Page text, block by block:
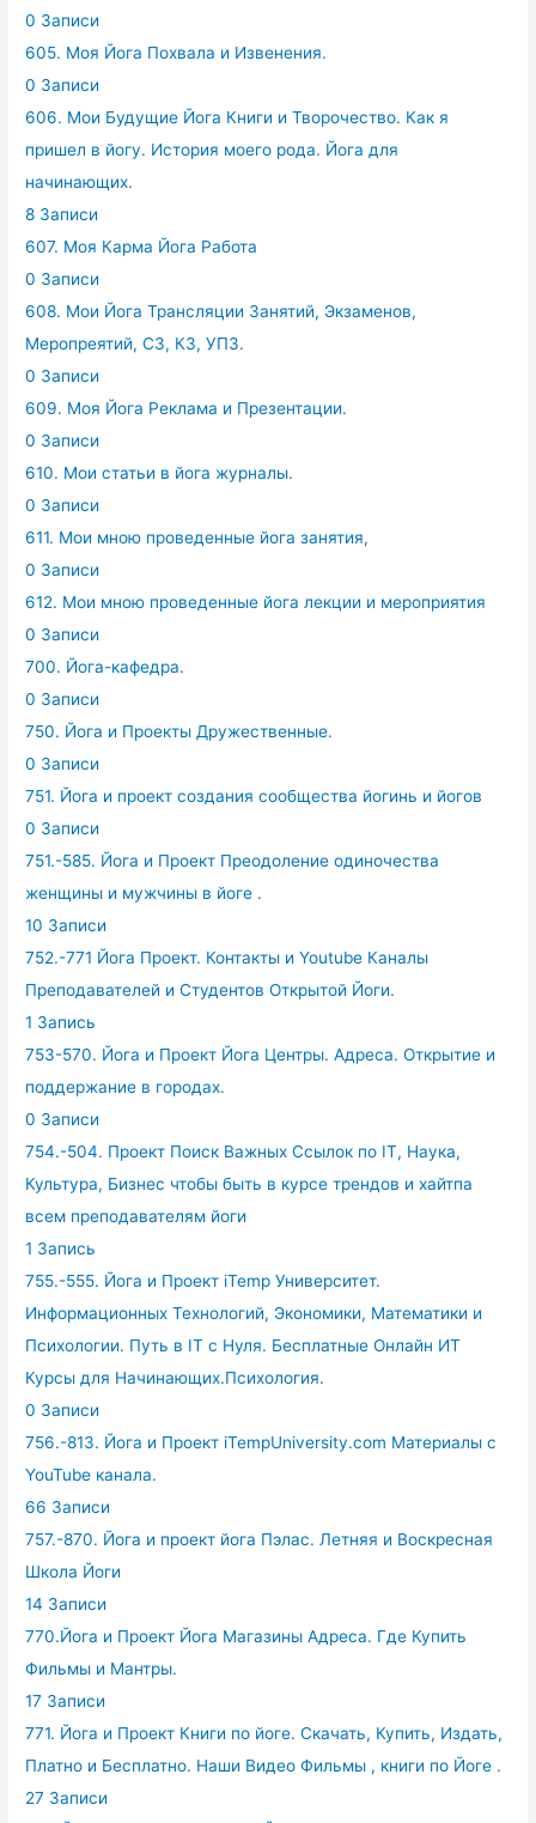
0 Записи
605. Моя Йога Похвала и Извенения.
0 Записи
606. Мои Будущие Йога Книги и Творочество. Как я
пришел в йогу. История моего рода. Йога для
начинающих.
8 Записи
607. Моя Карма Йога Работа
0 Записи
608. Мои Йога Трансляции Занятий, Экзаменов,
Меропреятий, СЗ, КЗ, УПЗ.
0 Записи
609. Моя Йога Реклама и Презентации.
0 Записи
610. Мои статьи в йога журналы.
0 Записи
611. Мои мною проведенные йога занятия,
0 Записи
612. Мои мною проведенные йога лекции и мероприятия
0 Записи
700. Йога-кафедра.
0 Записи
750. Йога и Проекты Дружественные.
0 Записи
751. Йога и проект создания сообщества йогинь и йогов
0 Записи
751.-585. Йога и Проект Преодоление одиночества
женщины и мужчины в йоге .
10 Записи
752.-771 Йога Проект. Контакты и Youtube Каналы
Преподавателей и Студентов Открытой Йоги.
1 Запись
753-570. Йога и Проект Йога Центры. Адреса. Открытие и
поддержание в городах.
0 Записи
754.-504. Проект Поиск Важных Ссылок по IT, Наука,
Культура, Бизнес чтобы быть в курсе трендов и хайтпа
всем преподавателям йоги
1 Запись
755.-555. Йога и Проект iTemp Университет.
Информационных Технологий, Экономики, Математики и
Психологии. Путь в IT с Нуля. Бесплатные Онлайн ИТ
Курсы для Начинающих.Психология.
0 Записи
756.-813. Йога и Проект iTempUniversity.com Материалы с
YouTube канала.
66 Записи
757.-870. Йога и проект йога Пэлас. Летняя и Воскресная
Школа Йоги
14 Записи
770.Йога и Проект Йога Магазины Адреса. Где Купить
Фильмы и Мантры.
17 Записи
771. Йога и Проект Книги по йоге. Скачать, Купить, Издать,
Платно и Бесплатно. Наши Видео Фильмы , книги по Йоге .
27 Записи